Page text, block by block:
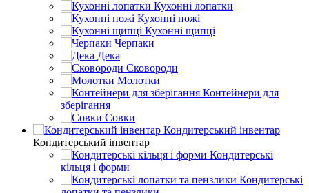
Кухонні лопатки
Кухонні ножі
Кухонні щипці
Черпаки
Дека
Сковороди
Молотки
Контейнери для
зберігання
Совки
Кондитерський інвентар
Кондитерський інвентар
Кондитерські
кільця і форми
Кондитерські